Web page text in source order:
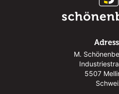
M.
5507